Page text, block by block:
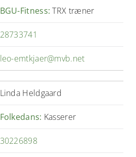
BGU-Fitness:TRX træner
28733741
leo-emtkjaer@mvb.net
Linda Heldgaard
Folkedans: Kasserer
30226898